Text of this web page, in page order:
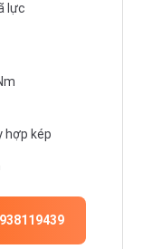
lực
hợp kép